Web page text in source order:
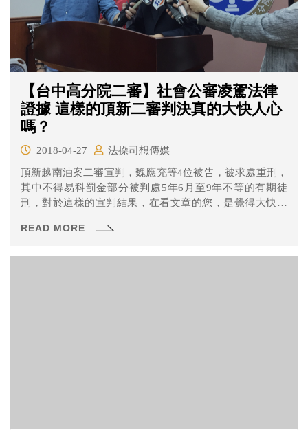
【台中高分院二審】社會公審凌駕法律
證據 這樣的頂新二審判決真的大快人心
嗎？
2018-04-27
法操司想傳媒
頂新越南油案二審宣判，魏應充等4位被告，被求處重刑，
其中不得易科罰金部分被判處5年6月至9年不等的有期徒
刑，對於這樣的宣判結果，在看文章的您，是覺得大快人
READ MORE